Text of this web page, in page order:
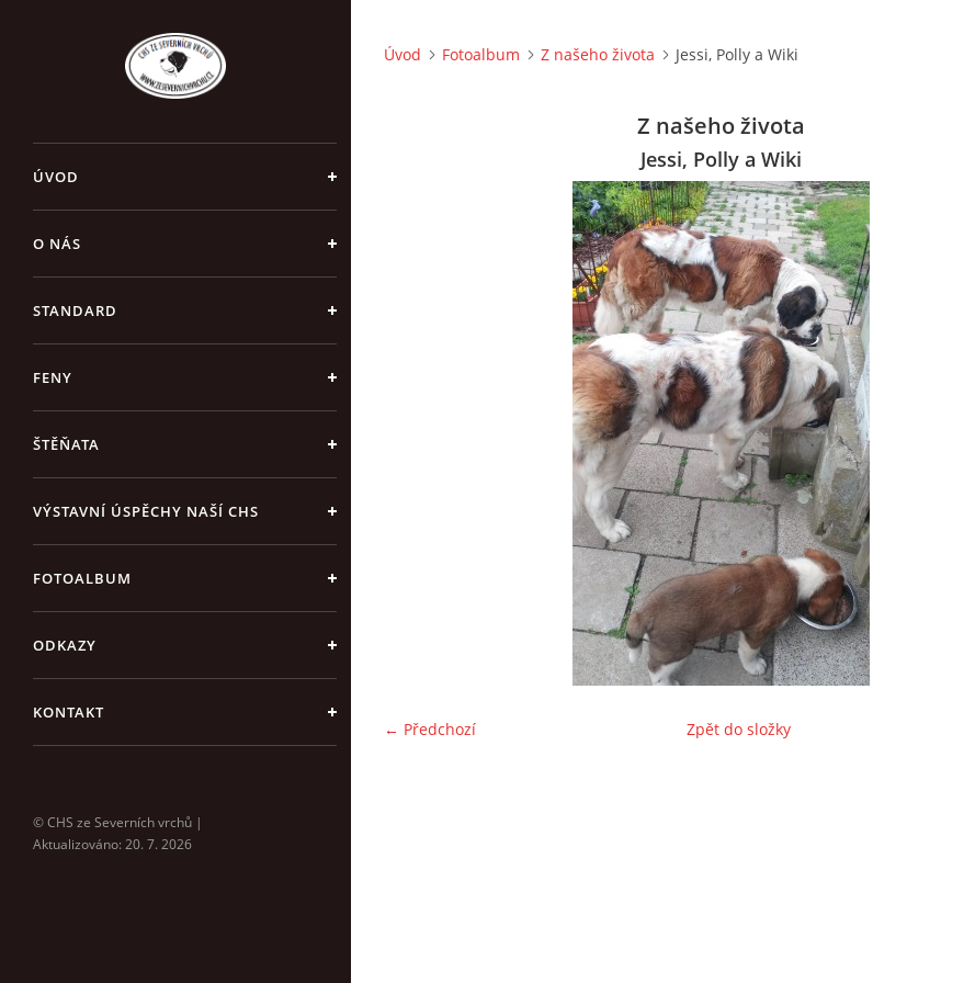
ÚVOD
O NÁS
STANDARD
FENY
ŠTĚŇATA
VÝSTAVNÍ ÚSPĚCHY NAŠÍ CHS
FOTOALBUM
ODKAZY
KONTAKT
© CHS ze Severních vrchů |
Aktualizováno: 20. 7. 2026
Úvod Fotoalbum Z našeho života Jessi, Polly a Wiki
Z našeho života
Jessi, Polly a Wiki
← Předchozí Zpět do složky